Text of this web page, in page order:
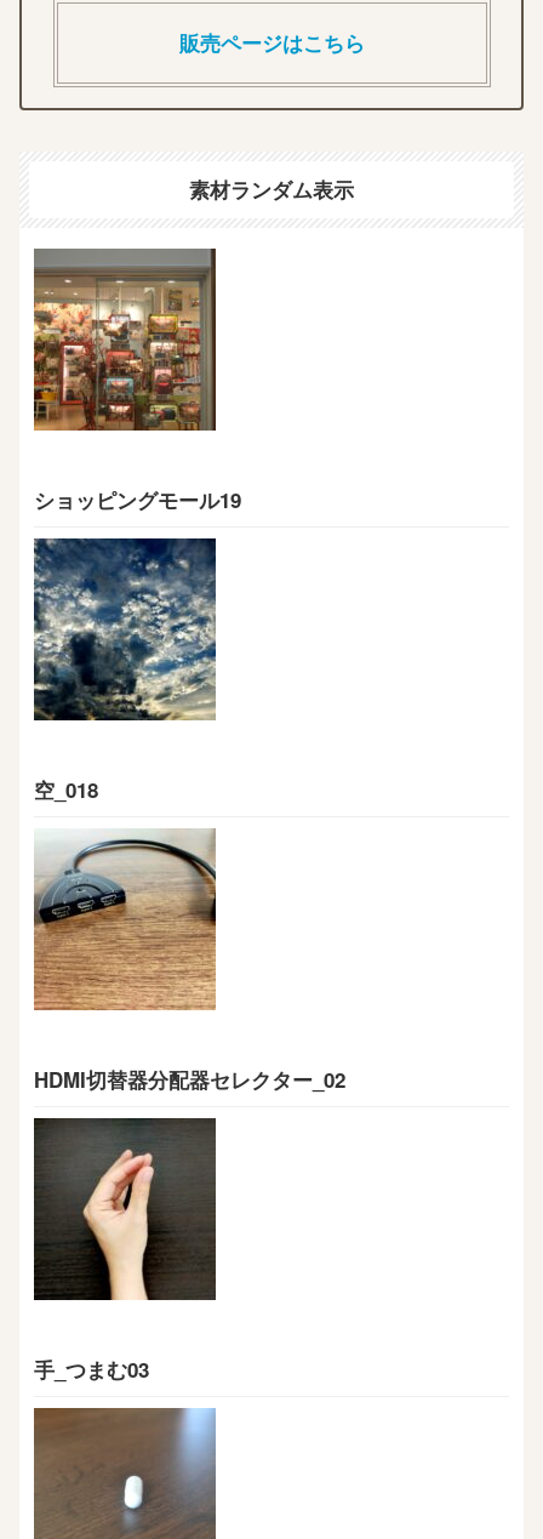
販売ページはこちら
素材ランダム表示
ショッピングモール19
空_018
HDMI切替器分配器セレクター_02
手_つまむ03